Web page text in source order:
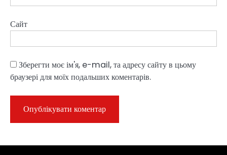
Сайт
Зберегти моє ім'я, e-mail, та адресу сайту в цьому
браузері для моїх подальших коментарів.